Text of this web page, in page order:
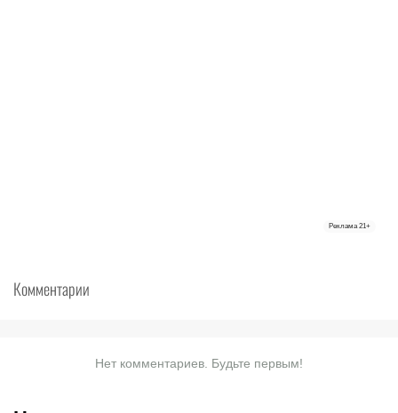
Реклама 21+
Комментарии
Нет комментариев. Будьте первым!